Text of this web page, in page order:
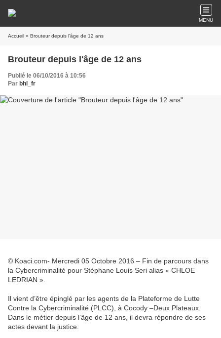
MENU
Accueil » Brouteur depuis l'âge de 12 ans
Brouteur depuis l'âge de 12 ans
Publié le 06/10/2016 à 10:56
Par bhl_fr
© Koaci.com- Mercredi 05 Octobre 2016 – Fin de parcours dans
la Cybercriminalité pour Stéphane Louis Seri alias « CHLOE
LEDRIAN ».
Il vient d’être épinglé par les agents de la Plateforme de Lutte
Contre la Cybercriminalité (PLCC), à Cocody –Deux Plateaux.
Dans le métier depuis l’âge de 12 ans, il devra répondre de ses
actes devant la justice.